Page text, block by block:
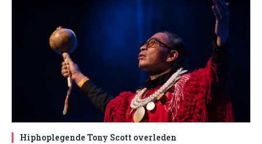
Hiphoplegende Tony Scott overleden